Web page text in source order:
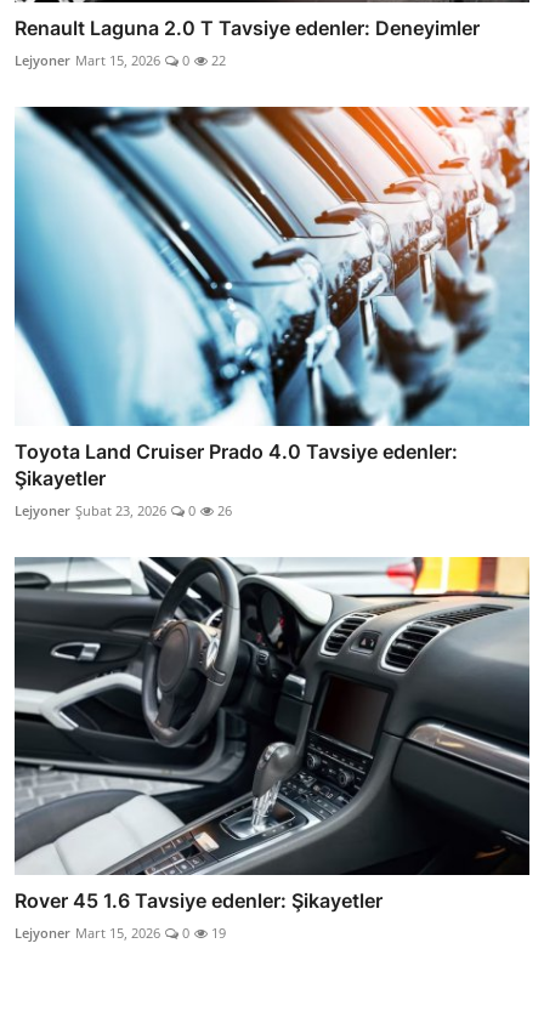
Renault Laguna 2.0 T Tavsiye edenler: Deneyimler
Lejyoner Mart 15, 2026 0 22
Toyota Land Cruiser Prado 4.0 Tavsiye edenler:
Şikayetler
Lejyoner Şubat 23, 2026 0 26
Rover 45 1.6 Tavsiye edenler: Şikayetler
Lejyoner Mart 15, 2026 0 19